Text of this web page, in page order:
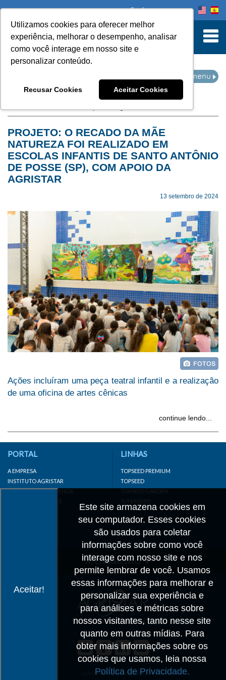
Utilizamos cookies para oferecer melhor
experiência, melhorar o desempenho, analisar
como você interage em nosso site e
personalizar conteúdo.
Recusar Cookies Aceitar Cookies
to Content
Onde comprar
PROJETO: O RECADO DA MÃE
NATUREZA FOI REALIZADO EM
ESCOLAS INFANTIS DE SANTO ANTÔNIO
DE POSSE (SP), COM APOIO DA
AGRISTAR
13 setembro de 2024
Ações incluíram uma peça teatral infantil e a realização
de uma oficina de artes cênicas
continue lendo...
Aceitar!
Este site armazena cookies em
seu computador. Esses cookies
são usados para coletar
informações sobre como você
interage com nosso site e nos
permite lembrar de você. Usamos
essas informações para melhorar e
personalizar sua experiência e
para análises e métricas sobre
nossos visitantes, tanto nesse site
quanto em outras mídias. Para
obter mais informações sobre os
cookies que usamos, leia nossa
Política de Privacidade.
PORTAL
A EMPRESA
INSTITUTO AGRISTAR
DISTRIBUIDOR/REVENDA
LINKS IMPORTANTES
LINHAS
TOPSEED PREMIUM
TOPSEED
TOPSEED GARDEN
SUPERSEED
ATENDIMENTO
CADASTRO
TRABALHE CONOSCO
AGRISTAR DO BRASIL LTDA